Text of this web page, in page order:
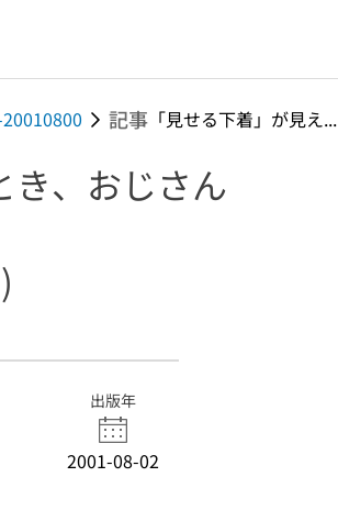
記事 「見せる下着」が見え...
き、おじさん
出版年
2001-08-02